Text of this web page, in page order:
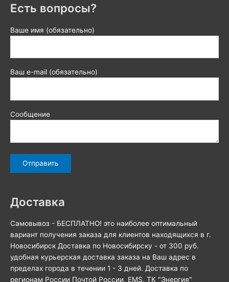
Есть вопросы?
Ваше имя (обязательно)
Ваш e-mail (обязательно)
Сообщение
Доставка
Самовывоз - БЕСПЛАТНО! это наиболее оптимальный
вариант получения заказа для клиентов находящихся в г.
Новосибирск Доставка по Новосибирску - от 300 руб.
удобная курьерская доставка заказа на Ваш адрес в
пределах города в течении 1 - 3 дней. Доставка по
регионам России Почтой России, EMS, ТК "Энергия"